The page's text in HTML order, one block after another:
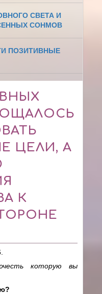
СВЕТА И
СОНМОВ
ПОЗИТИВНЫЕ
ЦЕЛИ, А
К
которую вы